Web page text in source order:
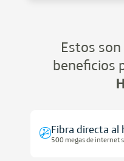
Estos
beneficios
Fibra directa al
500 megas de internet